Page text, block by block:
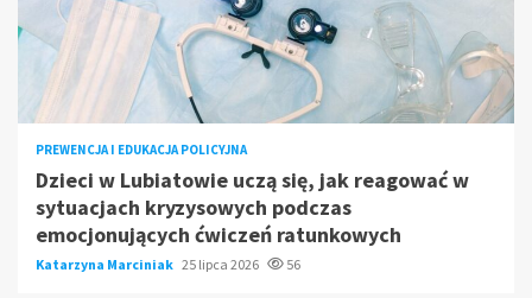
PREWENCJA I EDUKACJA POLICYJNA
Dzieci w Lubiatowie uczą się, jak reagować w
sytuacjach kryzysowych podczas
emocjonujących ćwiczeń ratunkowych
Katarzyna Marciniak 25 lipca 2026 56